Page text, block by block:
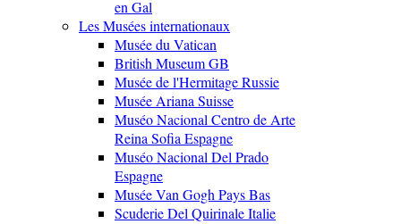
en Gal
Les Musées internationaux
Musée du Vatican
British Museum GB
Musée de l'Hermitage Russie
Musée Ariana Suisse
Muséo Nacional Centro de Arte
Reina Sofia Espagne
Muséo Nacional Del Prado
Espagne
Musée Van Gogh Pays Bas
Scuderie Del Quirinale Italie